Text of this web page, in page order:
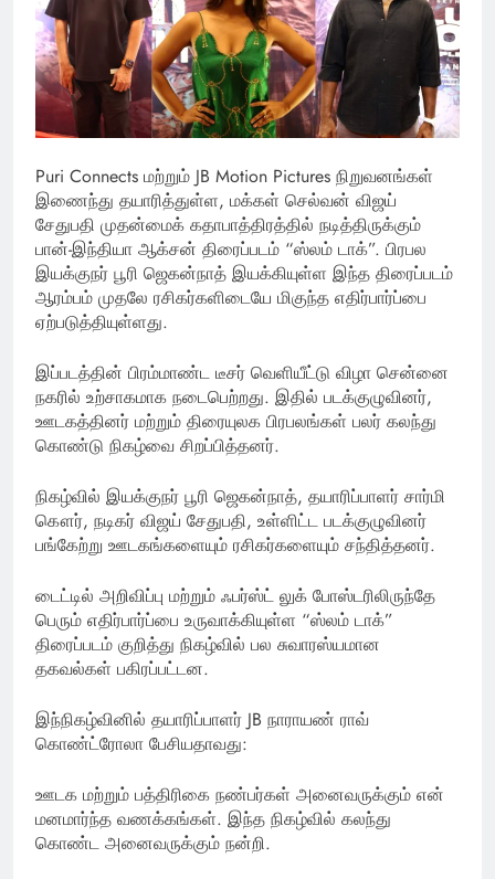
Puri Connects மற்றும் JB Motion Pictures நிறுவனங்கள்
இணைந்து தயாரித்துள்ள, மக்கள் செல்வன் விஜய்
சேதுபதி முதன்மைக் கதாபாத்திரத்தில் நடித்திருக்கும்
பான்-இந்தியா ஆக்சன் திரைப்படம் “ஸ்லம் டாக்”. பிரபல
இயக்குநர் பூரி ஜெகன்நாத் இயக்கியுள்ள இந்த திரைப்படம்
ஆரம்பம் முதலே ரசிகர்களிடையே மிகுந்த எதிர்பார்ப்பை
ஏற்படுத்தியுள்ளது.
இப்படத்தின் பிரம்மாண்ட டீசர் வெளியீட்டு விழா சென்னை
நகரில் உற்சாகமாக நடைபெற்றது. இதில் படக்குழுவினர்,
ஊடகத்தினர் மற்றும் திரையுலக பிரபலங்கள் பலர் கலந்து
கொண்டு நிகழ்வை சிறப்பித்தனர்.
நிகழ்வில் இயக்குநர் பூரி ஜெகன்நாத், தயாரிப்பாளர் சார்மி
கௌர், நடிகர் விஜய் சேதுபதி, உள்ளிட்ட படக்குழுவினர்
பங்கேற்று ஊடகங்களையும் ரசிகர்களையும் சந்தித்தனர்.
டைட்டில் அறிவிப்பு மற்றும் ஃபர்ஸ்ட் லுக் போஸ்டரிலிருந்தே
பெரும் எதிர்பார்ப்பை உருவாக்கியுள்ள “ஸ்லம் டாக்”
திரைப்படம் குறித்து நிகழ்வில் பல சுவாரஸ்யமான
தகவல்கள் பகிரப்பட்டன.
இந்நிகழ்வினில் தயாரிப்பாளர் JB நாராயண் ராவ்
கொண்ட்ரோலா பேசியதாவது:
ஊடக மற்றும் பத்திரிகை நண்பர்கள் அனைவருக்கும் என்
மனமார்ந்த வணக்கங்கள். இந்த நிகழ்வில் கலந்து
கொண்ட அனைவருக்கும் நன்றி.